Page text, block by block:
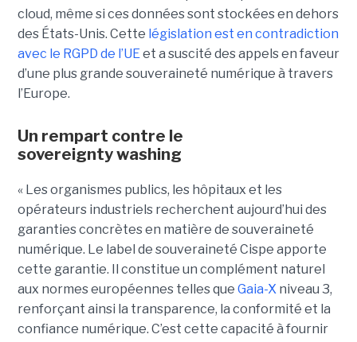
cloud, même si ces données sont stockées en dehors
des États-Unis. Cette législation est en contradiction
avec le RGPD de l’UEet a suscité des appels en faveur
d’une plus grande souveraineté numérique à travers
l’Europe.
Un rempart contre le
sovereignty washing
« Les organismes publics, les hôpitaux et les
opérateurs industriels recherchent aujourd’hui des
garanties concrètes en matière de souveraineté
numérique. Le label de souveraineté Cispe apporte
cette garantie. Il constitue un complément naturel
aux normes européennes telles que Gaia-Xniveau 3,
renforçant ainsi la transparence, la conformité et la
confiance numérique. C’est cette capacité à fournir